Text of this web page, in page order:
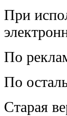
При
По
По
Старая